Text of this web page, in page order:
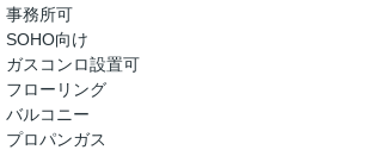
事務所可
SOHO向け
ガスコンロ設置可
フローリング
バルコニー
プロパンガス